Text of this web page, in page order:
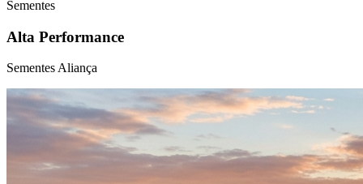
Sementes
Alta Performance
Sementes Aliança